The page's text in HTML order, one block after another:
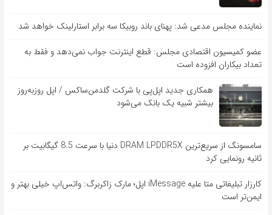
نماینده مجلس مدعی شد: پهنای باند روبیکا سه برابر استارلینک خواهد شد
عضو کمیسیون اقتصادی مجلس: قطع اینترنت جواب نمی‌دهد و فقط به
تعداد بیکاران افزوده است
همکاری جدید اپل‌پی با شرکت گلدمن‌ساکس / اپل روزبه‌روز
بیشتر شبیه یک بانک می‌شود
سامسونگ از سریع‌ترین DRAM LPDDR5X دنیا با سرعت 8.5 گیگابیت بر
ثانیه رونمایی کرد
کارزار تبلیغاتی متا علیه iMessage اپل؛ مارک زاکربرگ: واتس‌اپ خیلی بهتر و
ایمن‌تر است